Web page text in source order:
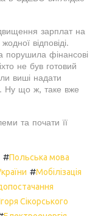
зарплат на
відповіді.
порушила фінансові
не був готовий
виші надати
Ну що ж, таке вже
та почати її
#Польська мова
#Мобілізація
Сікорського